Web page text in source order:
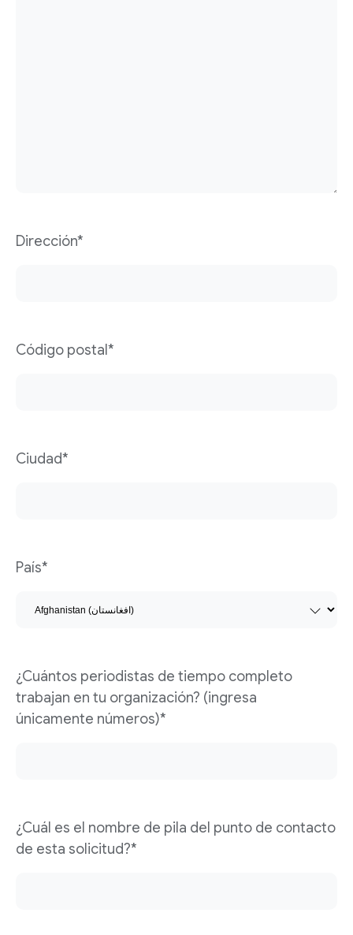
Dirección*
Código postal*
Ciudad*
País*
¿Cuántos periodistas de tiempo completo
trabajan en tu organización? (ingresa
únicamente números)*
¿Cuál es el nombre de pila del punto de contacto
de esta solicitud?*